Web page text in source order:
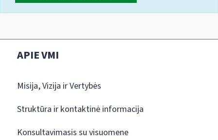
APIE VMI
Misija, Vizija ir Vertybės
Struktūra ir kontaktinė informacija
Konsultavimasis su visuomene